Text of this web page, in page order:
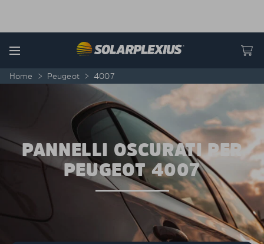
Menu
Home > Peugeot > 4007
PANNELLI OSCURATI PER
PEUGEOT 4007